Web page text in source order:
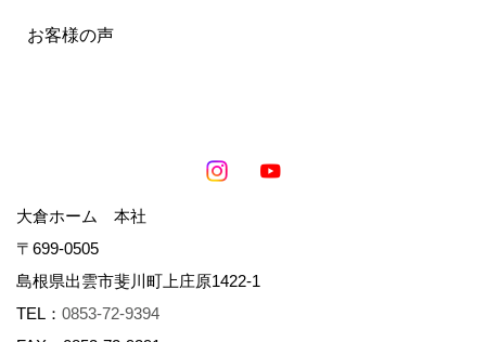
お客様の声
大倉ホーム 本社
〒699-0505
島根県出雲市斐川町上庄原1422-1
TEL： 0853-72-9394